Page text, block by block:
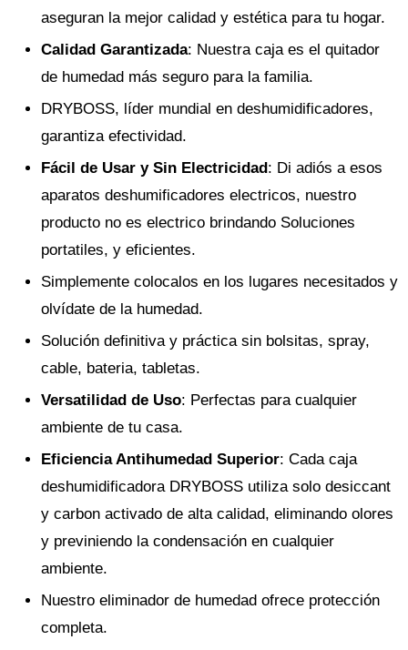
aseguran la mejor calidad y estética para tu hogar.
Calidad Garantizada: Nuestra caja es el quitador
de humedad más seguro para la familia.
DRYBOSS, líder mundial en deshumidificadores,
garantiza efectividad.
Fácil de Usar y Sin Electricidad: Di adiós a esos
aparatos deshumificadores electricos, nuestro
producto no es electrico brindando Soluciones
portatiles, y eficientes.
Simplemente colocalos en los lugares necesitados y
olvídate de la humedad.
Solución definitiva y práctica sin bolsitas, spray,
cable, bateria, tabletas.
Versatilidad de Uso: Perfectas para cualquier
ambiente de tu casa.
Eficiencia Antihumedad Superior: Cada caja
deshumidificadora DRYBOSS utiliza solo desiccant
y carbon activado de alta calidad, eliminando olores
y previniendo la condensación en cualquier
ambiente.
Nuestro eliminador de humedad ofrece protección
completa.